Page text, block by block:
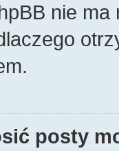
nie
posty